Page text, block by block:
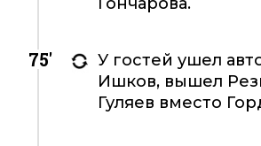
75'
У гостей ушел
Ишков, вышел
Гуляев вместо